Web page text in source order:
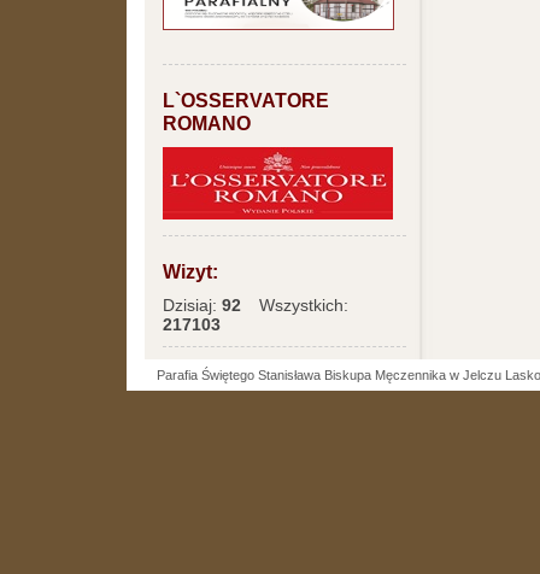
L`OSSERVATORE
ROMANO
Wizyt:
Dzisiaj: 92
Wszystkich:
217103
Parafia Świętego Stanisława Biskupa Męczennika w Jelczu